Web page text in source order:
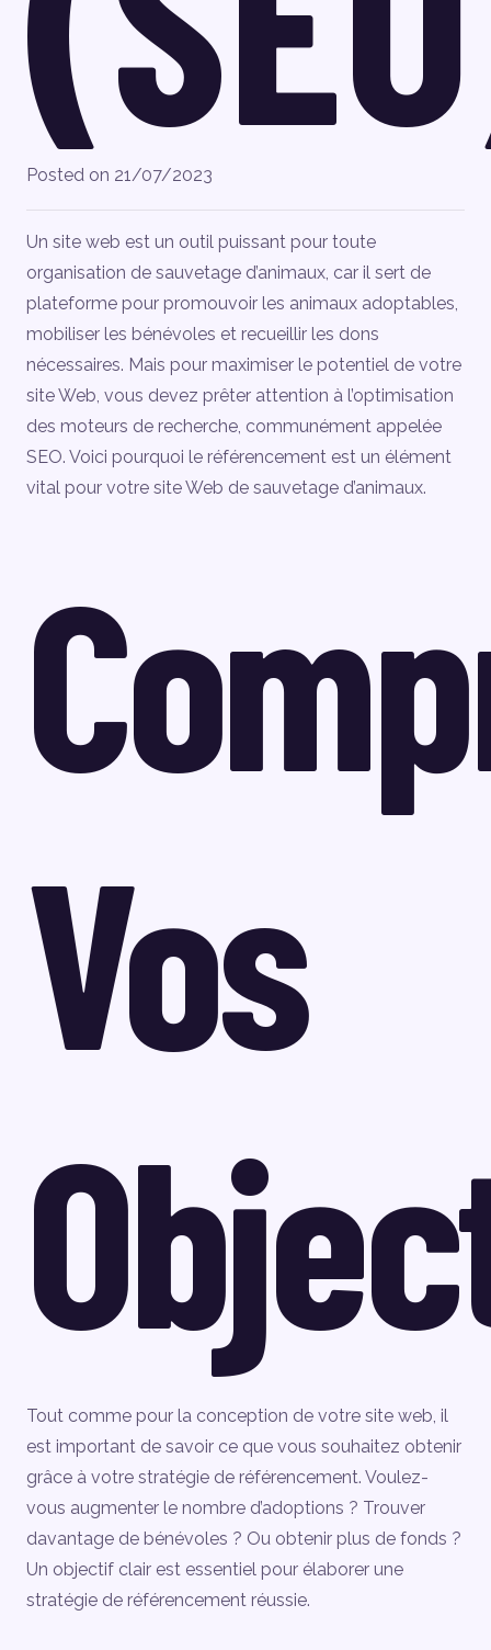
Posted on 21/07/2023
Un site web est un outil puissant pour toute
organisation de sauvetage d’animaux, car il sert de
plateforme pour promouvoir les animaux adoptables,
mobiliser les bénévoles et recueillir les dons
nécessaires. Mais pour maximiser le potentiel de votre
site Web, vous devez prêter attention à l’optimisation
des moteurs de recherche, communément appelée
SEO. Voici pourquoi le référencement est un élément
vital pour votre site Web de sauvetage d’animaux.
Vos
Tout comme pour la conception de votre site web, il
est important de savoir ce que vous souhaitez obtenir
grâce à votre stratégie de référencement. Voulez-
vous augmenter le nombre d’adoptions ? Trouver
davantage de bénévoles ? Ou obtenir plus de fonds ?
Un objectif clair est essentiel pour élaborer une
stratégie de référencement réussie.